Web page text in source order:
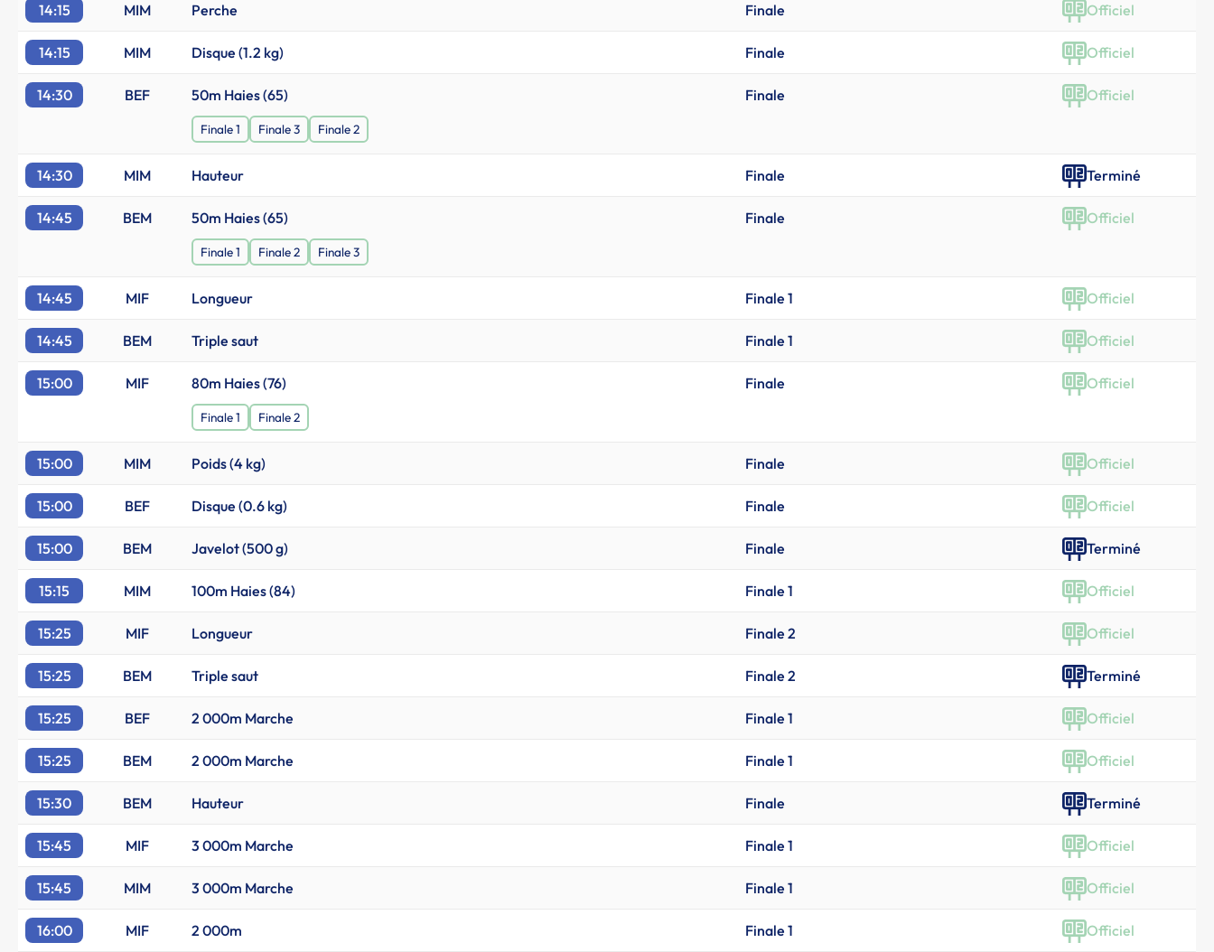
14:15 MIM Perche Finale Officiel
14:15 MIM Disque (1.2 kg) Finale Officiel
14:30 BEF 50m Haies (65) Finale Officiel
Finale 1 Finale 3 Finale 2
14:30 MIM Hauteur Finale Terminé
14:45 BEM 50m Haies (65) Finale Officiel
Finale 1 Finale 2 Finale 3
14:45 MIF Longueur Finale 1 Officiel
14:45 BEM Triple saut Finale 1 Officiel
15:00 MIF 80m Haies (76) Finale Officiel
Finale 1 Finale 2
15:00 MIM Poids (4 kg) Finale Officiel
15:00 BEF Disque (0.6 kg) Finale Officiel
15:00 BEM Javelot (500 g) Finale Terminé
15:15 MIM 100m Haies (84) Finale 1 Officiel
15:25 MIF Longueur Finale 2 Officiel
15:25 BEM Triple saut Finale 2 Terminé
15:25 BEF 2 000m Marche Finale 1 Officiel
15:25 BEM 2 000m Marche Finale 1 Officiel
15:30 BEM Hauteur Finale Terminé
15:45 MIF 3 000m Marche Finale 1 Officiel
15:45 MIM 3 000m Marche Finale 1 Officiel
16:00 MIF 2 000m Finale 1 Officiel